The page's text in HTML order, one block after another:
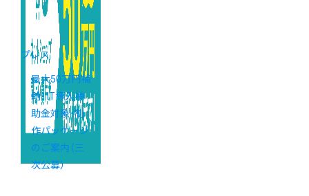
プレス
最大50万円補
助！ IT導入補
助金対象・制
作パッケージ
のご案内（三
次公募）